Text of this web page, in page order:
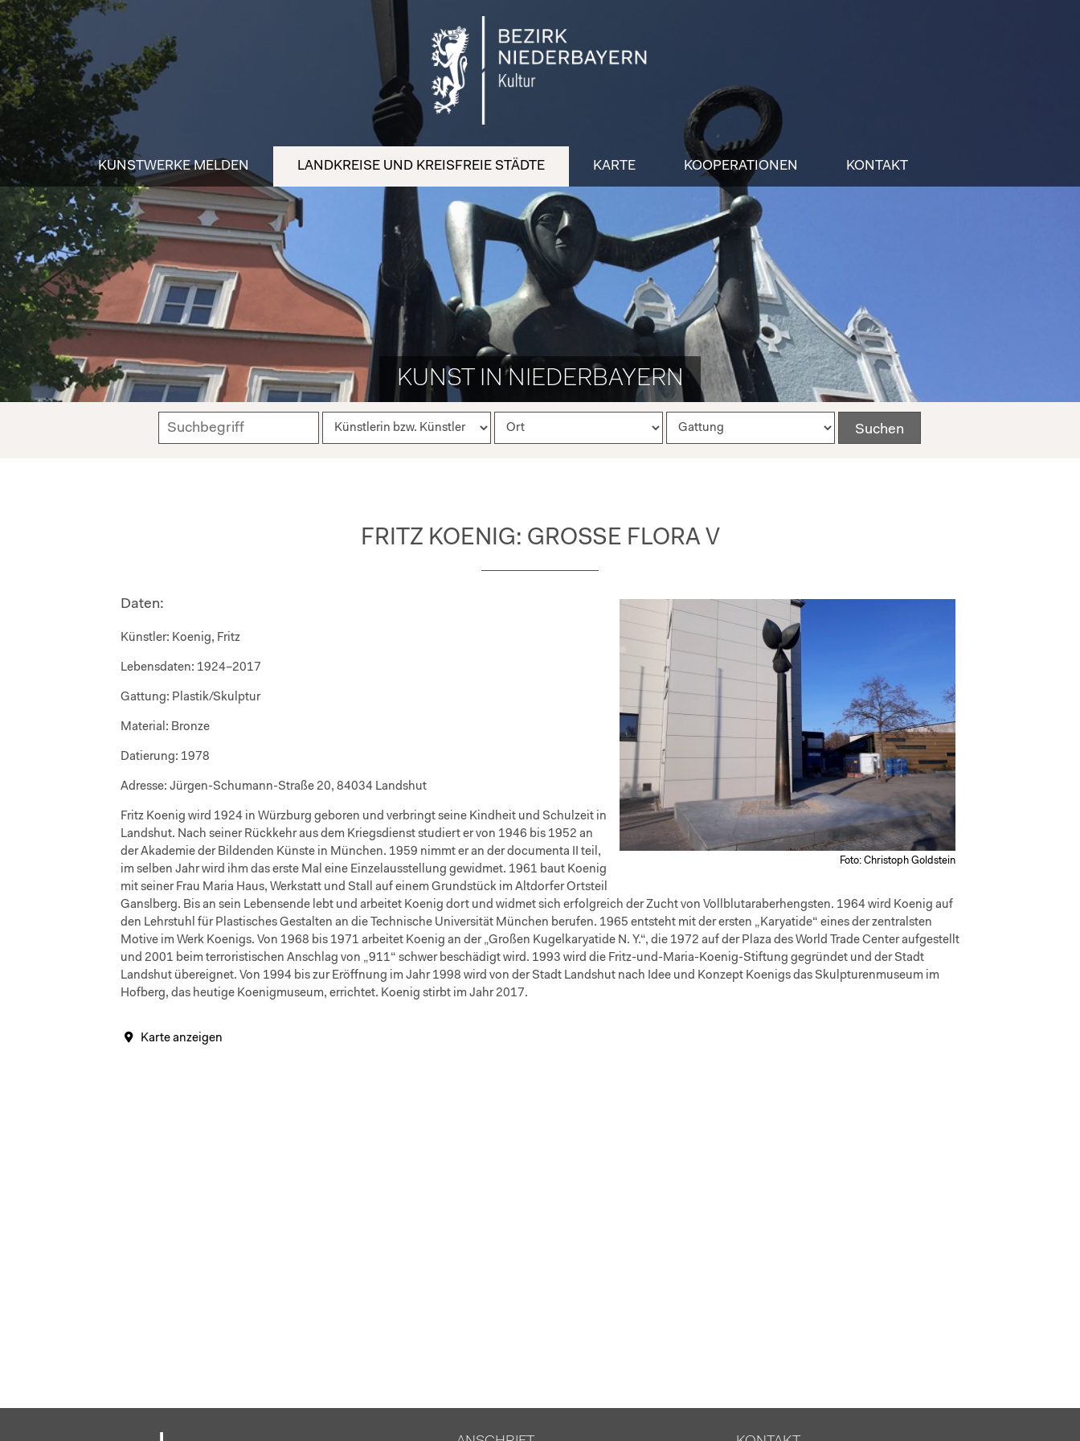
KUNSTWERKE MELDEN LANDKREISE UND KREISFREIE STÄDTE KARTE KOOPERATIONEN KONTAKT
KUNST IN NIEDERBAYERN
FRITZ KOENIG: GROSSE FLORA V
Foto: Christoph Goldstein
Daten:
Künstler: Koenig, Fritz
Lebensdaten: 1924–2017
Gattung: Plastik/Skulptur
Material: Bronze
Datierung: 1978
Adresse: Jürgen-Schumann-Straße 20, 84034 Landshut
Fritz Koenig wird 1924 in Würzburg geboren und verbringt seine Kindheit und Schulzeit in
Landshut. Nach seiner Rückkehr aus dem Kriegsdienst studiert er von 1946 bis 1952 an
der Akademie der Bildenden Künste in München. 1959 nimmt er an der documenta II teil,
im selben Jahr wird ihm das erste Mal eine Einzelausstellung gewidmet. 1961 baut Koenig
mit seiner Frau Maria Haus, Werkstatt und Stall auf einem Grundstück im Altdorfer Ortsteil
Ganslberg. Bis an sein Lebensende lebt und arbeitet Koenig dort und widmet sich erfolgreich der Zucht von Vollblutaraberhengsten. 1964 wird Koenig auf
den Lehrstuhl für Plastisches Gestalten an die Technische Universität München berufen. 1965 entsteht mit der ersten „Karyatide“ eines der zentralsten
Motive im Werk Koenigs. Von 1968 bis 1971 arbeitet Koenig an der „Großen Kugelkaryatide N. Y.“, die 1972 auf der Plaza des World Trade Center aufgestellt
und 2001 beim terroristischen Anschlag von „911“ schwer beschädigt wird. 1993 wird die Fritz-und-Maria-Koenig-Stiftung gegründet und der Stadt
Landshut übereignet. Von 1994 bis zur Eröffnung im Jahr 1998 wird von der Stadt Landshut nach Idee und Konzept Koenigs das Skulpturenmuseum im
Hofberg, das heutige Koenigmuseum, errichtet. Koenig stirbt im Jahr 2017.
Karte anzeigen